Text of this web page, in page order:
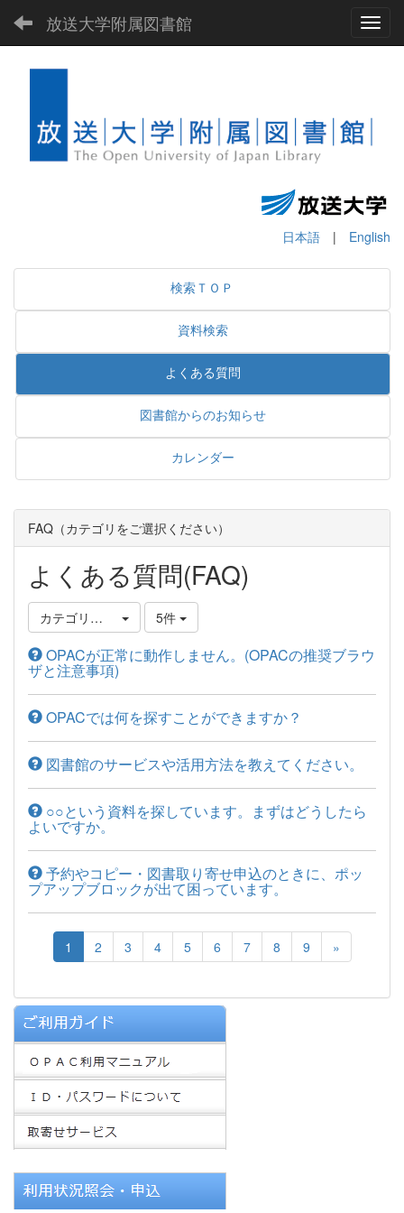
放送大学附属図書館
日本語 | English
検索ＴＯＰ
資料検索
よくある質問
図書館からのお知らせ
カレンダー
FAQ（カテゴリをご選択ください）
よくある質問(FAQ)
カテゴリ選択 5件
OPACが正常に動作しません。(OPACの推奨ブラウ
ザと注意事項)
OPACでは何を探すことができますか？
図書館のサービスや活用方法を教えてください。
○○という資料を探しています。まずはどうしたら
よいですか。
予約やコピー・図書取り寄せ申込のときに、ポッ
プアップブロックが出て困っています。
1 2 3 4 5 6 7 8 9 »